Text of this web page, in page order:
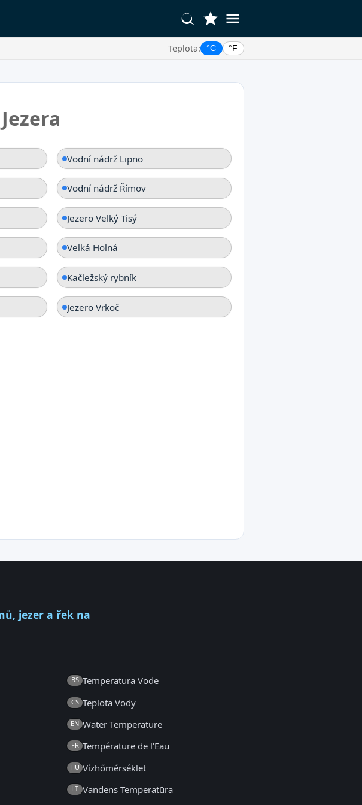
Teplota: °C °F
Vodní nádrž Lipno
Vodní nádrž Římov
Jezero Velký Tisý
Velká Holná
Kačležský rybník
Jezero Vrkoč
jezer a řek na
BS Temperatura Vode
CS Teplota Vody
EN Water Temperature
FR Température de l'Eau
HU Vízhőmérséklet
LT Vandens Temperatūra